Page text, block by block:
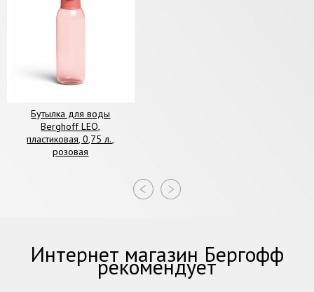
Бутылка для воды
Berghoff LEO,
пластиковая, 0,75 л.,
розовая
Интернет магазин Бергофф
рекомендует